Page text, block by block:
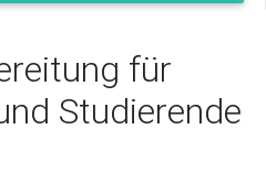
für
Studierende